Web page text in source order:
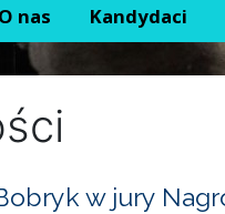
O nas Kandydaci
w jury